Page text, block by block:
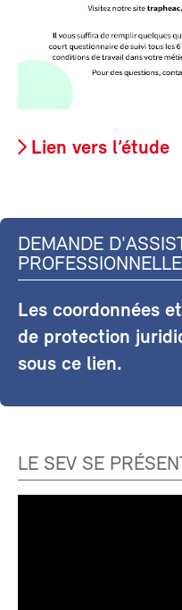
Lien vers l’étude
DEMANDE
PROFESSIONNELLE
Les coordonnées
de protection
sous ce lien.
LE SEV SE